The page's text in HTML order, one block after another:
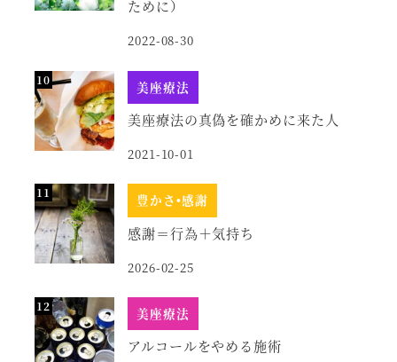
ために）
2022-08-30
美座療法
美座療法の真偽を確かめに来た人
2021-10-01
豊かさ•感謝
感謝＝行為＋気持ち
2026-02-25
美座療法
アルコールをやめる施術